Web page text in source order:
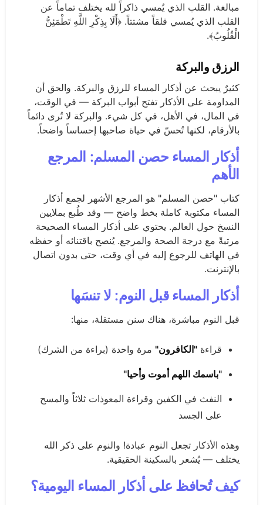
مبالغة. القلب الذي يُمسي ذاكراً لله يختلف تماماً عن
القلب الذي يُمسي قلقاً مشتتاً. ﴿أَلَا بِذِكْرِ اللَّهِ تَطْمَئِنُّ
الْقُلُوبُ﴾.
الرزق والبركة
كثيرٌ يبحث عن أذكار المساء للرزق والبركة. والحق أن
المداومة على الأذكار تفتح أبواب البركة — في الوقت،
في المال، في الأهل، في كل شيء. والبركة لا تُرى دائماً
بالأرقام، لكنها تُحسّ في حياة صاحبها إحساساً واضحاً.
أذكار المساء حصن المسلم: المرجع
الأهم
كتاب "حصن المسلم" هو المرجع الأشهر لجمع أذكار
المساء مكتوبة كاملة بخط واضح — وقد طُبع بملايين
النسخ حول العالم. يحتوي على أذكار المساء الصحيحة
مرتبةً مع درجة الصحة والمرجع. يُنصح باقتنائه أو حفظه
في الهاتف للرجوع إليه في أي وقت، حتى بدون اتصال
بالإنترنت.
أذكار المساء قبل النوم: لا تنسَها
قبل النوم مباشرة، هناك سنن مستقلة، منها:
قراءة "الكافرون" مرة واحدة (براءة من الشرك)
"باسمك اللهم أموت وأحيا"
النفث في الكفين وقراءة المعوذات ثلاثاً والمسح
على الجسد
وهذه الأذكار تجعل النوم عبادة! والنوم على ذكر الله
يختلف — يُشعر بالسكينة الحقيقية.
كيف تُحافظ على أذكار المساء اليومية؟